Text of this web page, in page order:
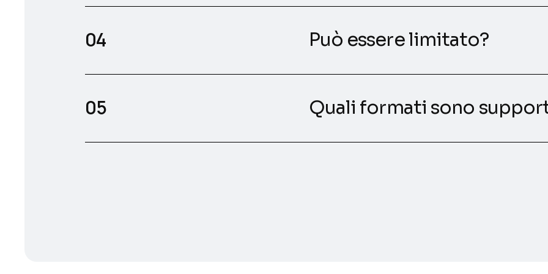
Può essere limitato?
Quali formati sono